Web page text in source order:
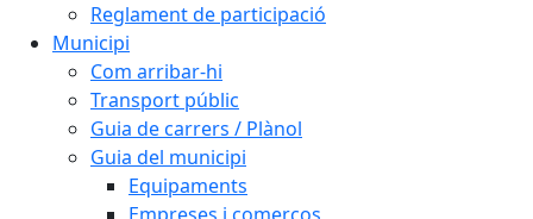
Reglament de participació
Municipi
Com arribar-hi
Transport públic
Guia de carrers / Plànol
Guia del municipi
Equipaments